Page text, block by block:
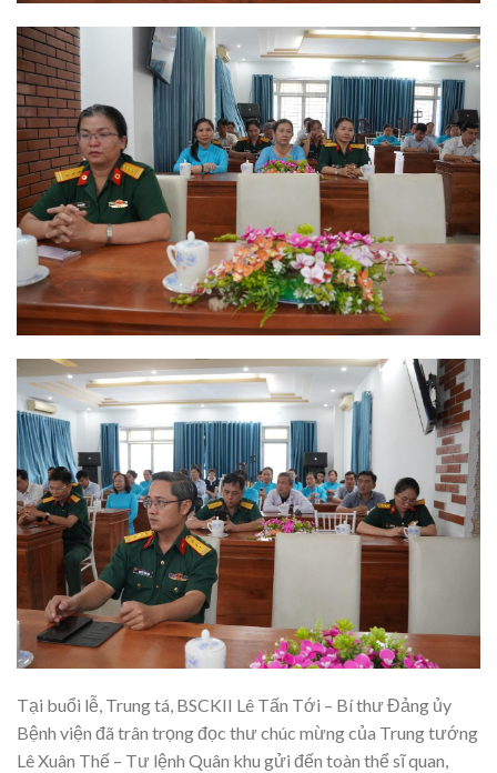
Tại buổi lễ, Trung tá, BSCKII Lê Tấn Tới – Bí thư Đảng ủy
Bệnh viện đã trân trọng đọc thư chúc mừng của Trung tướng
Lê Xuân Thế – Tư lệnh Quân khu gửi đến toàn thể sĩ quan,